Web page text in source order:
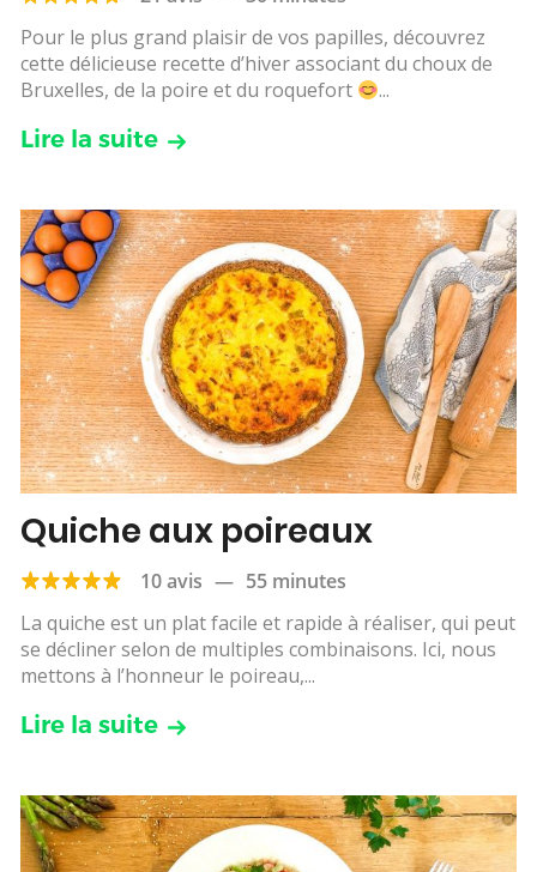
Pour le plus grand plaisir de vos papilles, découvrez
cette délicieuse recette d’hiver associant du choux de
Bruxelles, de la poire et du roquefort
...
Lire la suite
Quiche aux poireaux
10 avis — 55 minutes
La quiche est un plat facile et rapide à réaliser, qui peut
se décliner selon de multiples combinaisons. Ici, nous
mettons à l’honneur le poireau,...
Lire la suite